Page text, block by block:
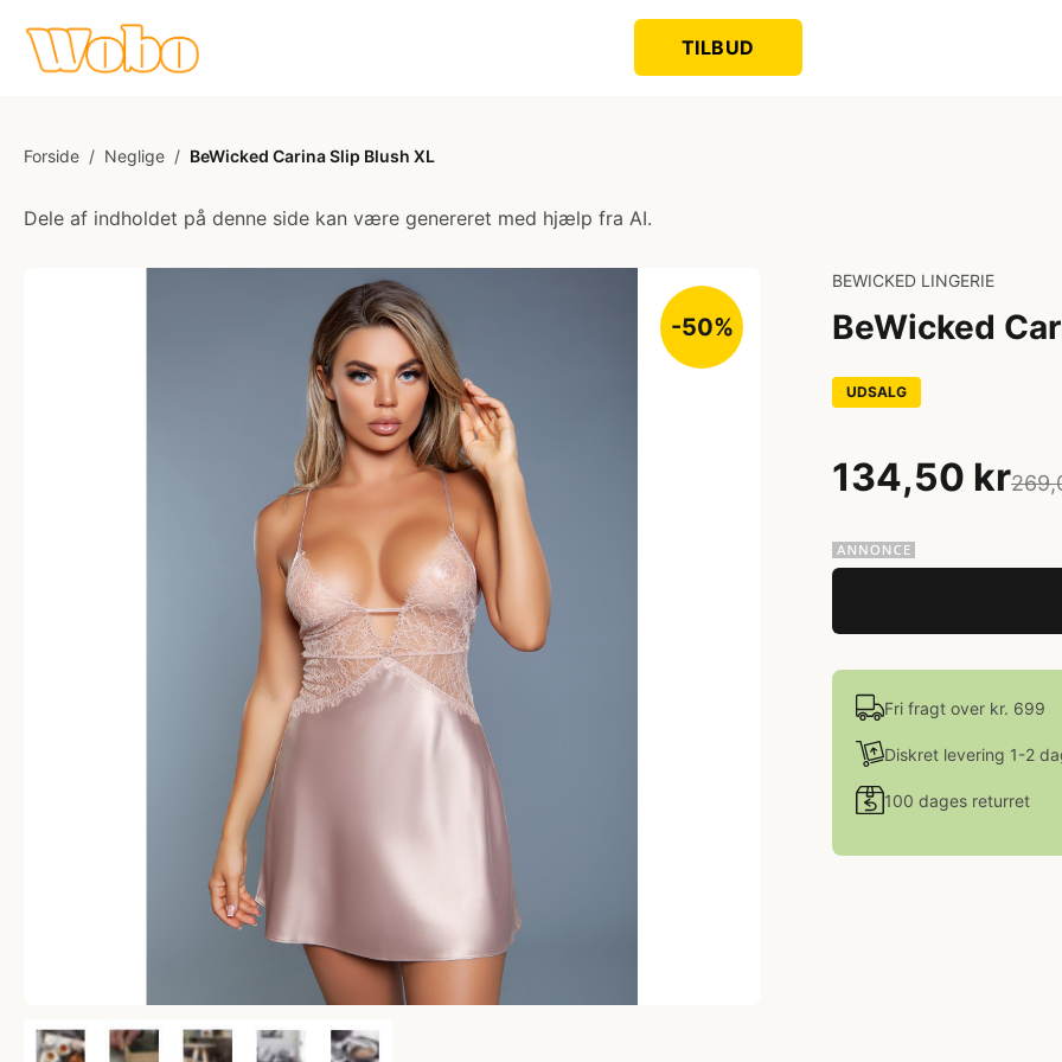
TILBUD
Forside / Neglige / BeWicked Carina Slip Blush XL
Dele af indholdet på denne side kan være genereret med hjælp fra AI.
-50%
BEWICKED LINGERIE
BeWicked
UDSALG
134,50 kr
Fri fragt over kr. 699
Diskret levering 1-2
100 dages returret